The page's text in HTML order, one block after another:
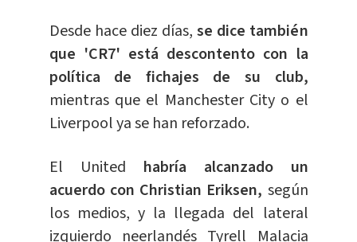
Desde hace diez días, se dice también
que 'CR7' está descontento con la
política de fichajes de su club,
mientras que el Manchester City o el
Liverpool ya se han reforzado.
El United habría alcanzado un
acuerdo con Christian Eriksen, según
los medios, y la llegada del lateral
izquierdo neerlandés Tyrell Malacia